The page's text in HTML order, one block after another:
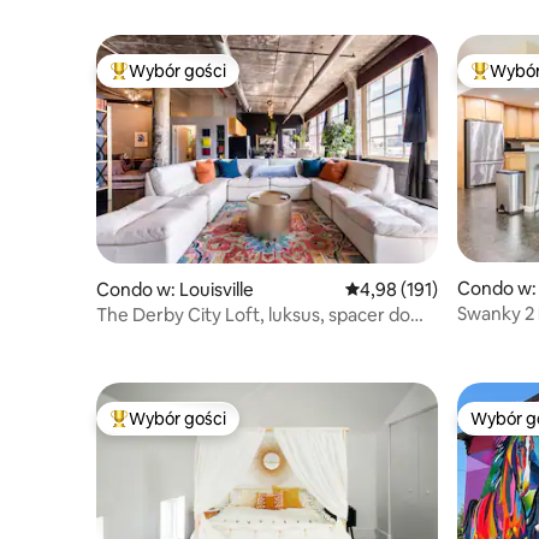
Najpopularniejsze z kategorii Wybór gości
Wybór gości
Condo w: Louisville Średnia ocena: 4,98 na
4,98 (191)
The Derby City Loft, luksus, spacer do
Condo
Swanky 2
Najpopularniejsze z kategorii Wybór gości
Wybór gości Wybór
Wybór